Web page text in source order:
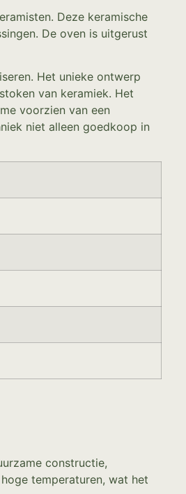
Deze keramische
De oven is uitgerust
Het unieke ontwerp
van keramiek. Het
voorzien van een
niet alleen goedkoop in
constructie,
temperaturen, wat het